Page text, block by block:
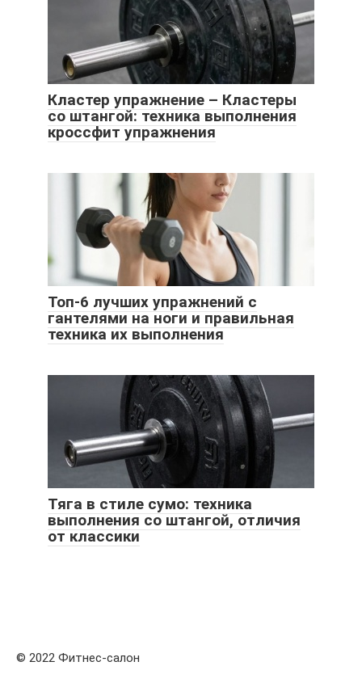
Кластер упражнение – Кластеры
со штангой: техника выполнения
кроссфит упражнения
Топ-6 лучших упражнений с
гантелями на ноги и правильная
техника их выполнения
Тяга в стиле сумо: техника
выполнения со штангой, отличия
от классики
© 2022 Фитнес-салон